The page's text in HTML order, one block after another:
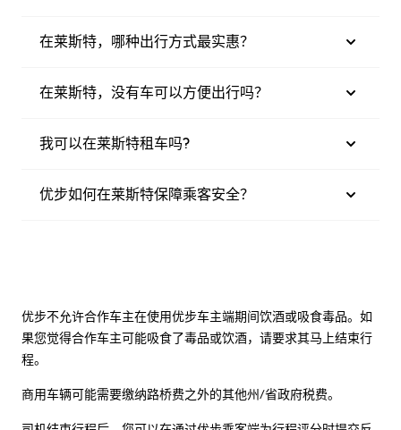
在莱斯特，哪种出行方式最实惠？
在莱斯特，没有车可以方便出行吗？
我可以在莱斯特租车吗?
优步如何在莱斯特保障乘客安全？
优步不允许合作车主在使用优步车主端期间饮酒或吸食毒品。如
果您觉得合作车主可能吸食了毒品或饮酒，请要求其马上结束行
程。
商用车辆可能需要缴纳路桥费之外的其他州/省政府税费。